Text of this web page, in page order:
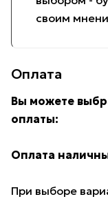
своим
Оплата
Вы можете
оплаты:
Оплата
При выборе